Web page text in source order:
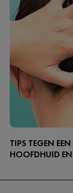
TIPS TEGEN
HOOFDHUID
hoofdhuid? Doet